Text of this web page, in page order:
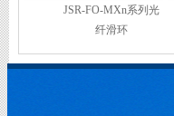
JSR-FO-MXn系列光
纤滑环